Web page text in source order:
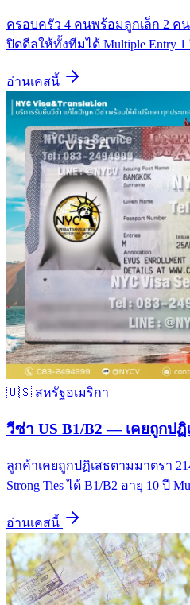
ครอบครัว 4 คนพร้อมลูกเล็ก 2
ปิดดีลให้ทั้งทีมได้ Multiple Entry 1
อ่านเคสนี้
🇺🇸 สหรัฐอเมริกา
วีซ่า US B1/B2 — เคยถูกปฏิ
ลูกค้าเคยถูกปฏิเสธตามมาตรา
Strong Ties ได้ B1/B2 อายุ 10 ปี
อ่านเคสนี้